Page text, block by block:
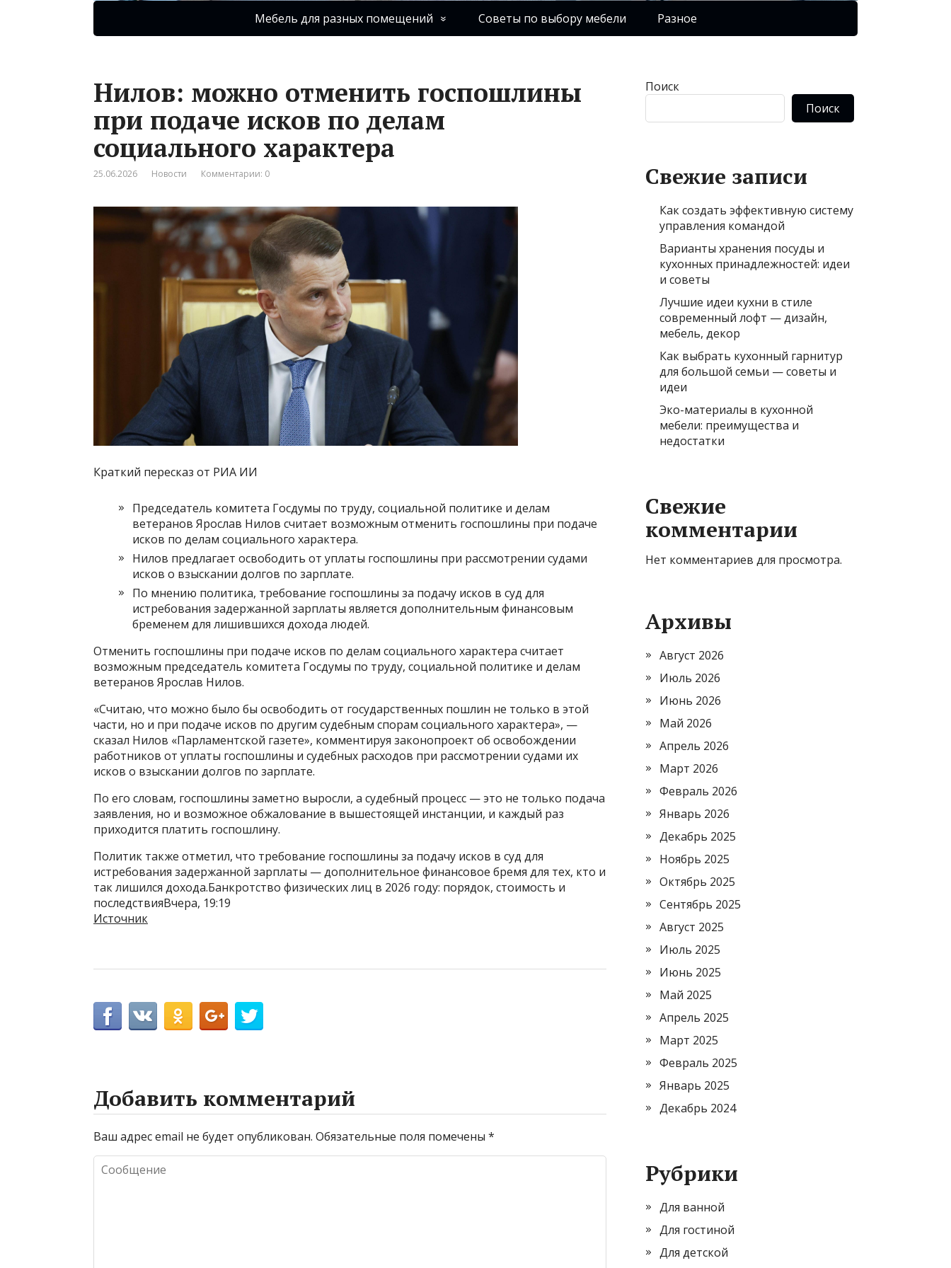
Мебель для разных помещений Советы по выбору мебели Разное
Нилов: можно отменить госпошлины
при подаче исков по делам
социального характера
25.06.2026 Новости Комментарии: 0
Краткий пересказ от РИА ИИ
Председатель комитета Госдумы по труду, социальной политике и делам
ветеранов Ярослав Нилов считает возможным отменить госпошлины при подаче
исков по делам социального характера.
Нилов предлагает освободить от уплаты госпошлины при рассмотрении судами
исков о взыскании долгов по зарплате.
По мнению политика, требование госпошлины за подачу исков в суд для
истребования задержанной зарплаты является дополнительным финансовым
бременем для лишившихся дохода людей.
Отменить госпошлины при подаче исков по делам социального характера считает
возможным председатель комитета Госдумы по труду, социальной политике и делам
ветеранов Ярослав Нилов.
«Считаю, что можно было бы освободить от государственных пошлин не только в этой
части, но и при подаче исков по другим судебным спорам социального характера», —
сказал Нилов «Парламентской газете», комментируя законопроект об освобождении
работников от уплаты госпошлины и судебных расходов при рассмотрении судами их
исков о взыскании долгов по зарплате.
По его словам, госпошлины заметно выросли, а судебный процесс — это не только подача
заявления, но и возможное обжалование в вышестоящей инстанции, и каждый раз
приходится платить госпошлину.
Политик также отметил, что требование госпошлины за подачу исков в суд для
истребования задержанной зарплаты — дополнительное финансовое бремя для тех, кто и
так лишился дохода.Банкротство физических лиц в 2026 году: порядок, стоимость и
последствияВчера, 19:19
Источник
Добавить комментарий
Ваш адрес email не будет опубликован. Обязательные поля помечены *
Поиск
Поиск
Свежие записи
Как создать эффективную систему
управления командой
Варианты хранения посуды и
кухонных принадлежностей: идеи
и советы
Лучшие идеи кухни в стиле
современный лофт — дизайн,
мебель, декор
Как выбрать кухонный гарнитур
для большой семьи — советы и
идеи
Эко-материалы в кухонной
мебели: преимущества и
недостатки
Свежие
комментарии
Нет комментариев для просмотра.
Архивы
Август 2026
Июль 2026
Июнь 2026
Май 2026
Апрель 2026
Март 2026
Февраль 2026
Январь 2026
Декабрь 2025
Ноябрь 2025
Октябрь 2025
Сентябрь 2025
Август 2025
Июль 2025
Июнь 2025
Май 2025
Апрель 2025
Март 2025
Февраль 2025
Январь 2025
Декабрь 2024
Рубрики
Для ванной
Для гостиной
Для детской